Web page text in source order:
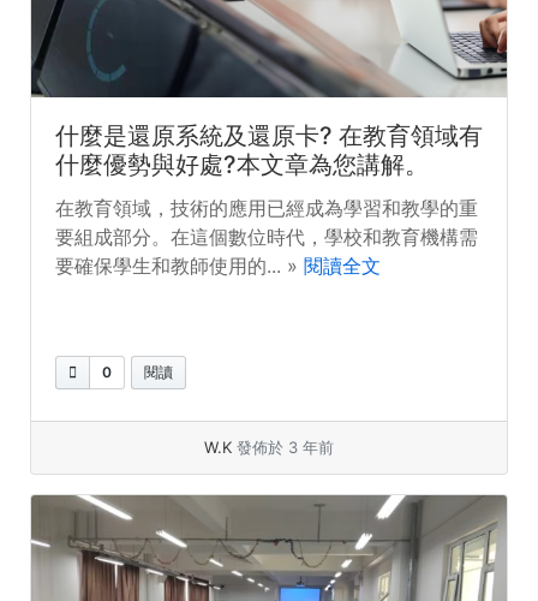
什麼是還原系統及還原卡? 在教育領域有
什麼優勢與好處?本文章為您講解。
在教育領域，技術的應用已經成為學習和教學的重
要組成部分。在這個數位時代，學校和教育機構需
要確保學生和教師使用的... » 閱讀全文
0 閱讀
W.K 發佈於 3 年前